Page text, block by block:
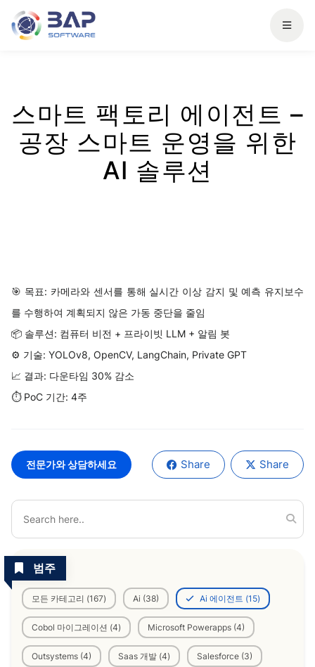
스마트 팩토리 에이전트 –
공장 스마트 운영을 위한
AI 솔루션
🎯 목표: 카메라와 센서를 통해 실시간 이상 감지 및 예측 유지보수
를 수행하여 계획되지 않은 가동 중단을 줄임
📦 솔루션: 컴퓨터 비전 + 프라이빗 LLM + 알림 봇
⚙️ 기술: YOLOv8, OpenCV, LangChain, Private GPT
📈 결과: 다운타임 30% 감소
⏱️ PoC 기간: 4주
전문가와 상담하세요 Share Share
범주
모든 카테고리 (167) Ai (38) Ai 에이전트 (15)
Cobol 마이그레이션 (4) Microsoft Powerapps (4)
Outsystems (4) Saas 개발 (4) Salesforce (3)